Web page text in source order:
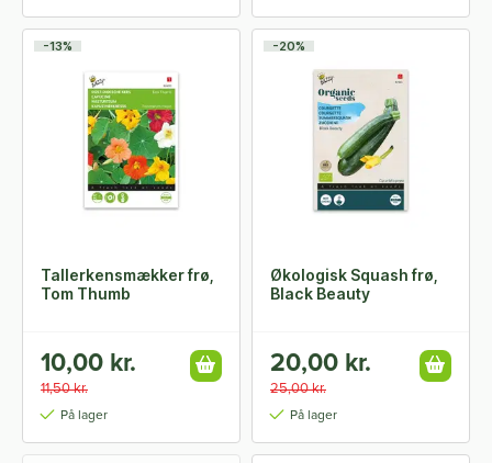
-13%
Tallerkensmækker frø,
Tom Thumb
10,00 kr.
11,50 kr.
På lager
-20%
Økologisk Squash frø,
Black Beauty
20,00 kr.
25,00 kr.
På lager